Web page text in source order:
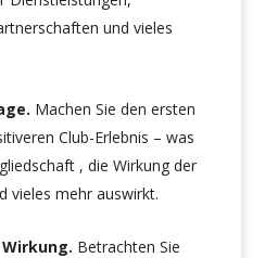
und vieles
Machen Sie den ersten
Club-Erlebnis – was
, die Wirkung der
vieles mehr auswirkt.
Betrachten Sie